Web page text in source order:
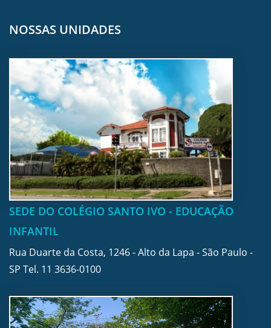
NOSSAS UNIDADES
SEDE DO COLÉGIO SANTO IVO - EDUCAÇÃO
INFANTIL
Rua Duarte da Costa, 1246 - Alto da Lapa - São Paulo -
SP Tel. 11 3636-0100